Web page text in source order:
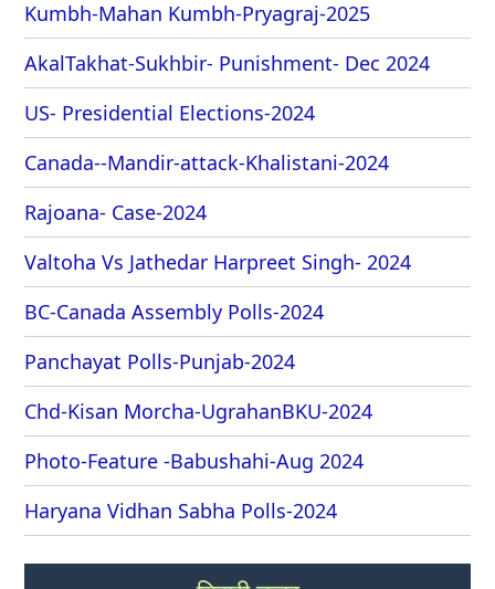
Kumbh-Mahan Kumbh-Pryagraj-2025
AkalTakhat-Sukhbir- Punishment- Dec 2024
US- Presidential Elections-2024
Canada--Mandir-attack-Khalistani-2024
Rajoana- Case-2024
Valtoha Vs Jathedar Harpreet Singh- 2024
BC-Canada Assembly Polls-2024
Panchayat Polls-Punjab-2024
Chd-Kisan Morcha-UgrahanBKU-2024
Photo-Feature -Babushahi-Aug 2024
Haryana Vidhan Sabha Polls-2024